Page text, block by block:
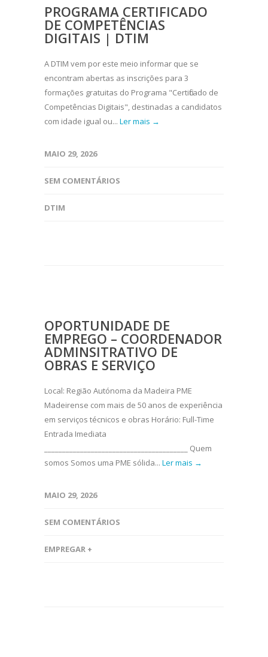
PROGRAMA CERTIFICADO
DE COMPETÊNCIAS
DIGITAIS | DTIM
A DTIM vem por este meio informar que se
encontram abertas as inscrições para 3
formações gratuitas do Programa "Certificado de
Competências Digitais", destinadas a candidatos
com idade igual ou... Ler mais →
MAIO 29, 2026
SEM COMENTÁRIOS
DTIM
OPORTUNIDADE DE
EMPREGO – COORDENADOR
ADMINSITRATIVO DE
OBRAS E SERVIÇO
Local: Região Autónoma da Madeira PME
Madeirense com mais de 50 anos de experiência
em serviços técnicos e obras Horário: Full-Time
Entrada Imediata
________________________________________ Quem
somos Somos uma PME sólida... Ler mais →
MAIO 29, 2026
SEM COMENTÁRIOS
EMPREGAR +